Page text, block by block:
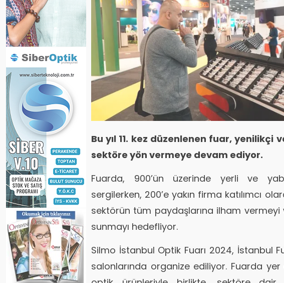
Bu yıl 11. kez düzenlenen fuar, yenilikçi
sektöre yön vermeye devam ediyor.
Fuarda, 900’ün üzerinde yerli ve
sergilerken, 200’e yakın firma katılımcı
sektörün tüm paydaşlarına ilham vermeyi
sunmayı hedefliyor.
Silmo İstanbul Optik Fuarı 2024, İstanbul
salonlarında organize ediliyor. Fuarda